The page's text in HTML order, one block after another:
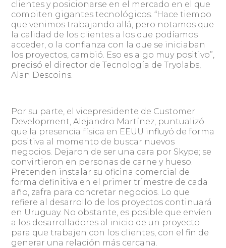
clientes y posicionarse en el mercado en el que
compiten gigantes tecnológicos. “Hace tiempo
que venimos trabajando allá, pero notamos que
la calidad de los clientes a los que podíamos
acceder, o la confianza con la que se iniciaban
los proyectos, cambió. Eso es algo muy positivo”,
precisó el director de Tecnología de Tryolabs,
Alan Descoins.
Por su parte, el vicepresidente de Customer
Development, Alejandro Martínez, puntualizó
que la presencia física en EEUU influyó de forma
positiva al momento de buscar nuevos
negocios. Dejaron de ser una cara por Skype; se
convirtieron en personas de carne y hueso.
Pretenden instalar su oficina comercial de
forma definitiva en el primer trimestre de cada
año, zafra para concretar negocios. Lo que
refiere al desarrollo de los proyectos continuará
en Uruguay. No obstante, es posible que envíen
a los desarrolladores al inicio de un proyecto
para que trabajen con los clientes, con el fin de
generar una relación más cercana.